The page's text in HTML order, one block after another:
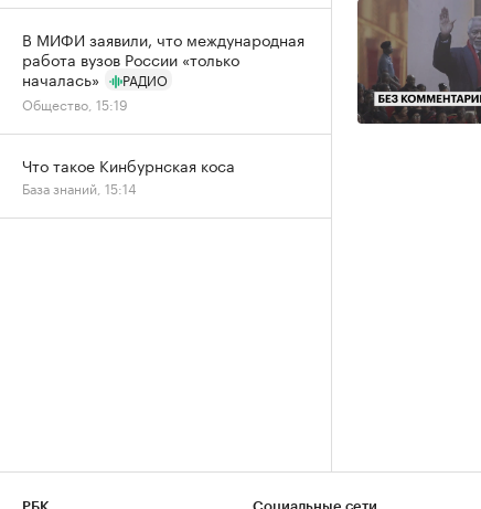
В МИФИ заявили, что международная
работа вузов России «только
началась»
РАДИО
Общество, 15:19
Что такое Кинбурнская коса
База знаний, 15:14